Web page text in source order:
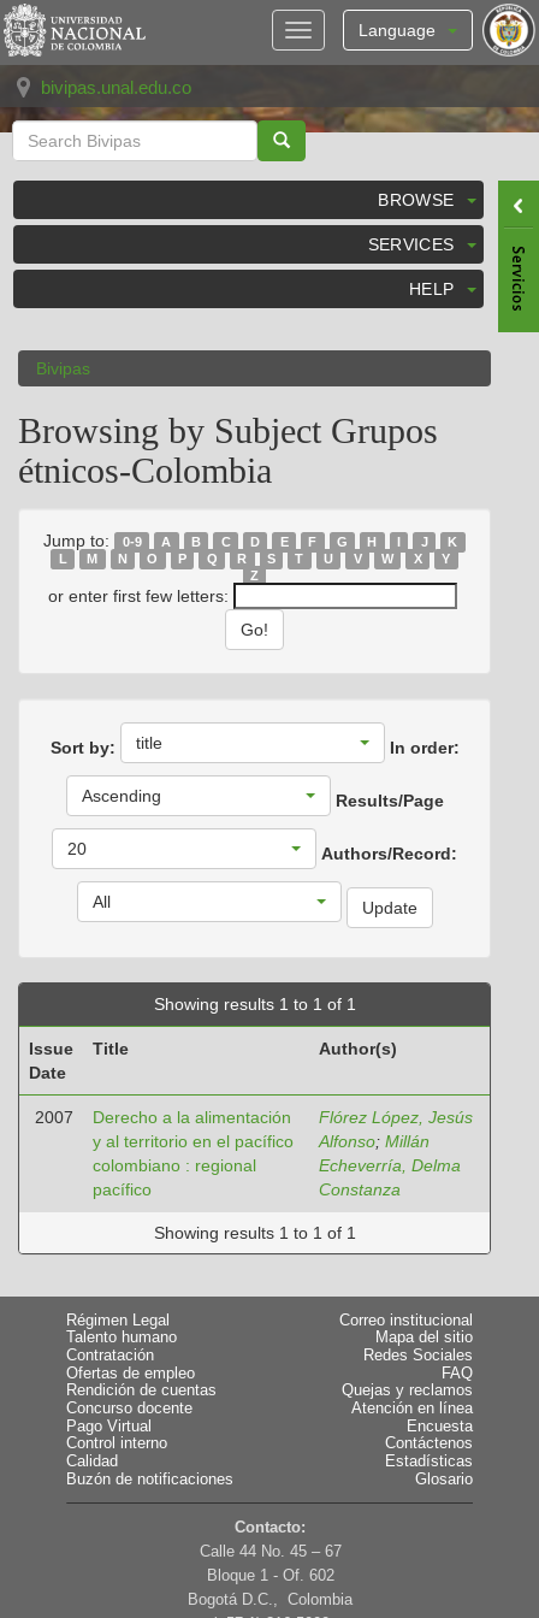
Skip
navigation
Language
bivipas.unal.edu.co
BROWSE
SERVICES
HELP
Bivipas
Browsing by Subject Grupos
étnicos-Colombia
Jump to: 0-9 A B C D E F G H I J
K
L
M N O P Q R S T U V W X
Y
Z
or enter first few letters:
Sort by: title In order:
Ascending Results/Page
20 Authors/Record:
All
Showing results 1 to 1 of 1
Issue
Date
Title Author(s)
2007
Derecho a la alimentación
y al territorio en el pacífico
colombiano : regional
pacífico
Flórez López, Jesús
Alfonso; Millán
Echeverría, Delma
Constanza
Showing results 1 to 1 of 1
Régimen Legal
Talento humano
Contratación
Ofertas de empleo
Rendición de cuentas
Concurso docente
Pago Virtual
Control interno
Calidad
Buzón de notificaciones
Correo institucional
Mapa del sitio
Redes Sociales
FAQ
Quejas y reclamos
Atención en línea
Encuesta
Contáctenos
Estadísticas
Glosario
Contacto:
Calle 44 No. 45 – 67
Bloque 1 - Of. 602
Bogotá D.C., Colombia